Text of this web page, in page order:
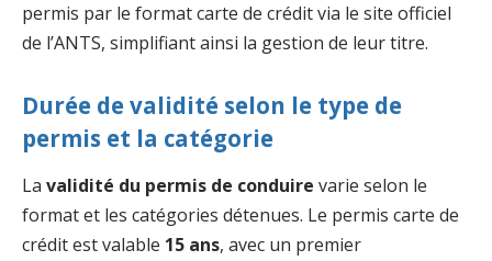
permis par le format carte de crédit via le site officiel
de l’ANTS, simplifiant ainsi la gestion de leur titre.
Durée de validité selon le type de
permis et la catégorie
La validité du permis de conduire varie selon le
format et les catégories détenues. Le permis carte de
crédit est valable 15 ans, avec un premier